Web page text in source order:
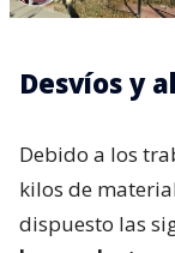
Desvíos y
Debido a los
kilos de
dispuesto las